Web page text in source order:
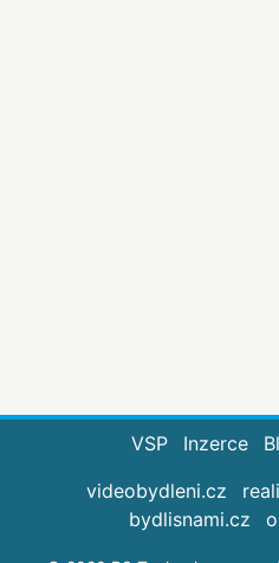
VSP Inzerce
videobydleni.cz
bydlisnami.cz